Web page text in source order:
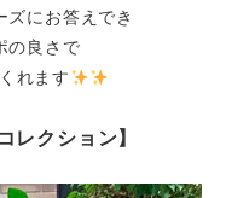
にお答えでき
の良さで
れます
レクション】